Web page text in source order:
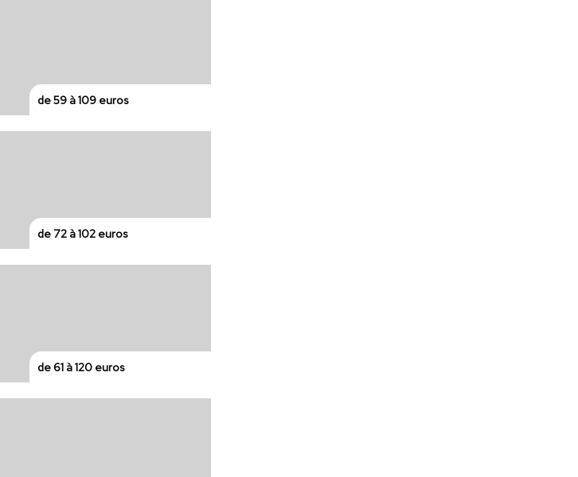
de 59 à 109 euros
de 72 à 102 euros
de 61 à 120 euros